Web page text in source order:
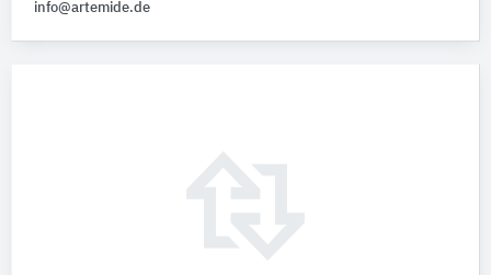
info@artemide.de